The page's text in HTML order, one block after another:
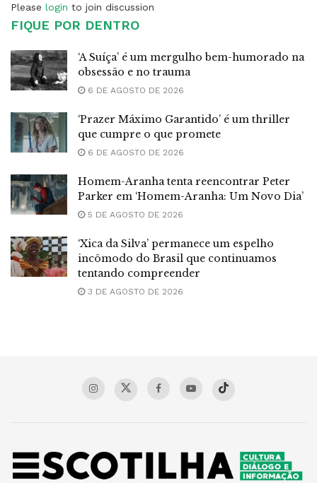
Please login to join discussion
FIQUE POR DENTRO
‘A Suíça’ é um mergulho bem-humorado na
obsessão e no trauma
6 DE AGOSTO DE 2026
‘Prazer Máximo Garantido’ é um thriller
que cumpre o que promete
6 DE AGOSTO DE 2026
Homem-Aranha tenta reencontrar Peter
Parker em ‘Homem-Aranha: Um Novo Dia’
5 DE AGOSTO DE 2026
‘Xica da Silva’ permanece um espelho
incômodo do Brasil que continuamos
tentando compreender
3 DE AGOSTO DE 2026